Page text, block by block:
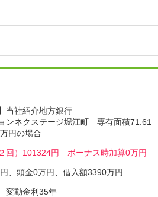
当社紹介地方銀行
ンネクステージ堀江町 専有面積71.61
円の場合
回）101324円 ボーナス時加算0万円
、頭金0万円、借入額3390万円
変動金利35年